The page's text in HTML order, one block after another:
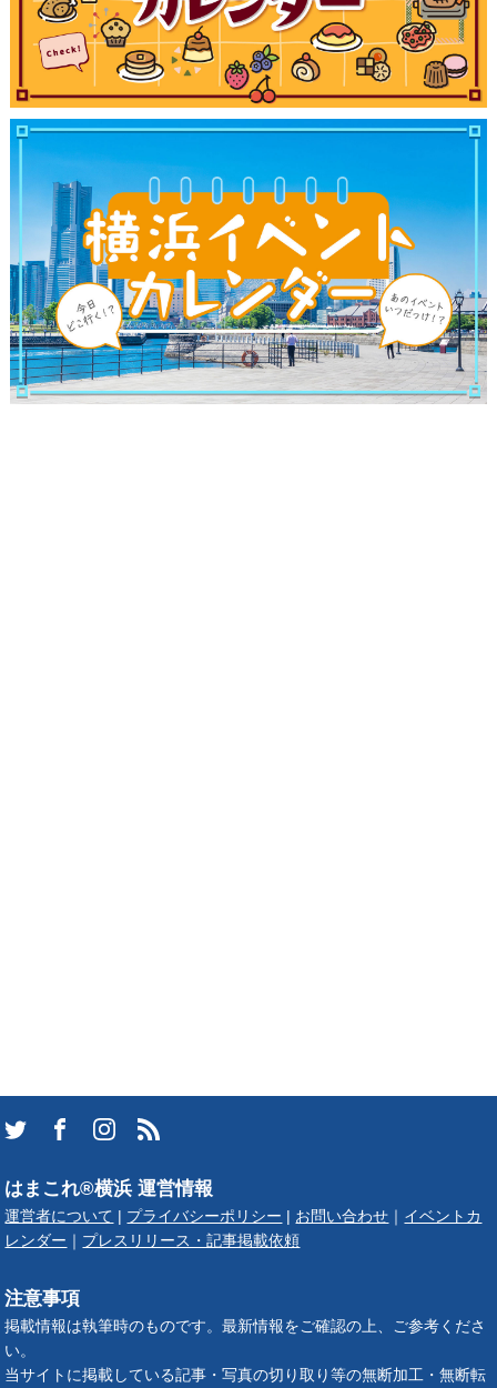
観光ガイド
ランキング
ブログ記事
サイトについて
はまこれ®横浜 運営情報
運営者について プライバシーポリシー お問い合わせ
イベントカ
レンダー
プレスリリース・記事掲載依頼
注意事項
掲載情報は執筆時のものです。最新情報をご確認の上、ご参考くださ
い。
当サイトに掲載している記事・写真の切り取り等の無断加工・無断転